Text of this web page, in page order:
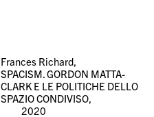
Frances Richard,
SPACISM. GORDON MATTA-
CLARK E LE POLITICHE DELLO
SPAZIO CONDIVISO,
2020